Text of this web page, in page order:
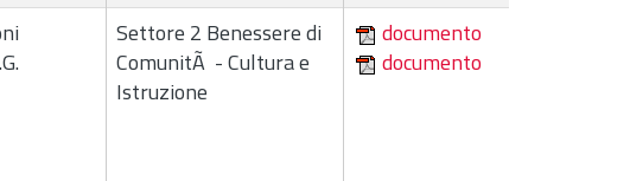
Settore 2 Benessere di
ComunitÃ - Cultura e
Istruzione
documento
documento